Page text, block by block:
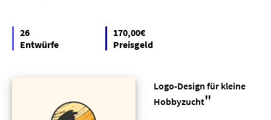
26
Entwürfe
170,00€
Preisgeld
Logo-Design für kleine
Hobbyzucht"